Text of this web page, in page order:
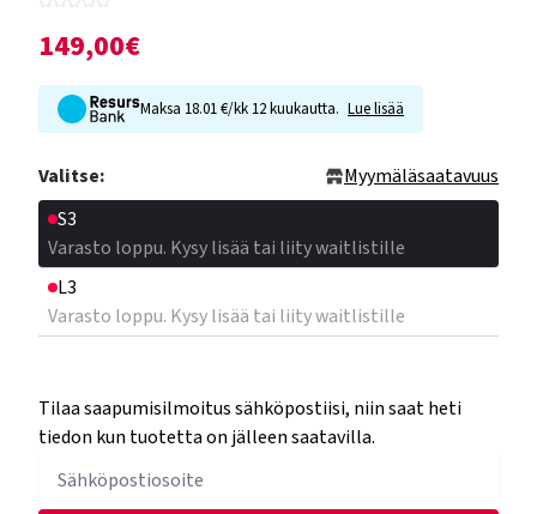
149,00€
Maksa 18.01 €/kk 12 kuukautta. Lue lisää
Valitse:
Myymäläsaatavuus
S3
Varasto loppu. Kysy lisää tai liity waitlistille
L3
Varasto loppu. Kysy lisää tai liity waitlistille
Tilaa saapumisilmoitus sähköpostiisi, niin saat heti
tiedon kun tuotetta on jälleen saatavilla.